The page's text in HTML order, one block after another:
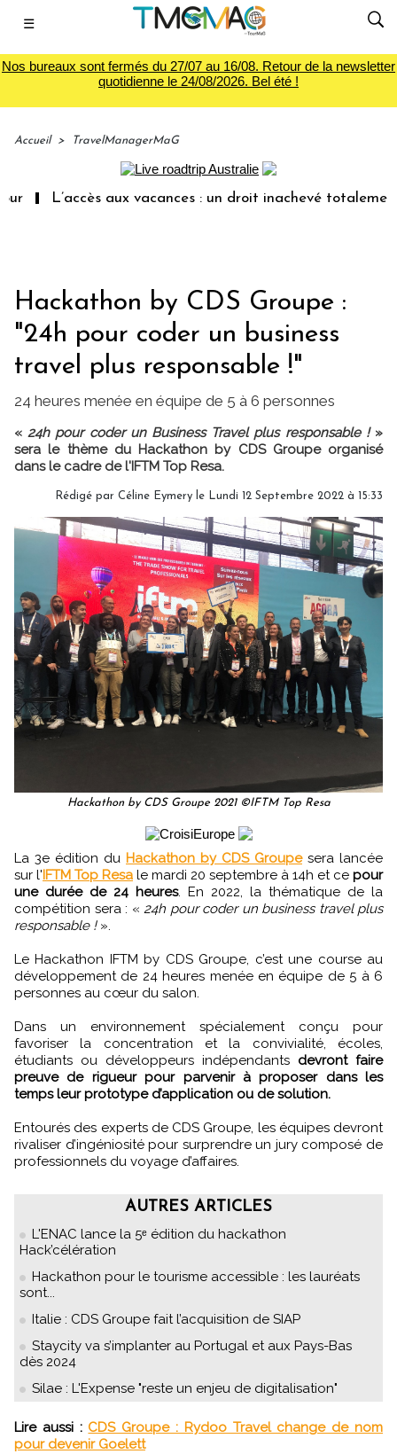
☰
Nos bureaux sont fermés du 27/07 au 16/08. Retour de la newsletter
quotidienne le 24/08/2026. Bel été !
Accueil > TravelManagerMaG
L’accès aux vacances : un droit inachevé totalement
Hackathon by CDS Groupe :
"24h pour coder un business
travel plus responsable !"
24 heures menée en équipe de 5 à 6 personnes
« 24h pour coder un Business Travel plus responsable !»
sera le thème du Hackathon by CDS Groupe organisé
dans le cadre de l'IFTM Top Resa.
Rédigé par Céline Eymery le Lundi 12 Septembre 2022 à 15:33
Hackathon by CDS Groupe 2021 ©IFTM Top Resa
La 3e édition du Hackathon by CDS Groupesera lancée
sur l' IFTM Top Resa le mardi 20 septembre à 14h et ce pour
une durée de 24 heures. En 2022, la thématique de la
compétition sera : « 24h pour coder un business travel plus
responsable ! ».
Le Hackathon IFTM by CDS Groupe, c’est une course au
développement de 24 heures menée en équipe de 5 à 6
personnes au cœur du salon.
Dans un environnement spécialement conçu pour
favoriser la concentration et la convivialité, écoles,
étudiants ou développeurs indépendants devront faire
preuve de rigueur pour parvenir à proposer dans les
temps leur prototype d’application ou de solution.
Entourés des experts de CDS Groupe, les équipes devront
rivaliser d’ingéniosité pour surprendre un jury composé de
professionnels du voyage d’affaires.
AUTRES ARTICLES
L'ENAC lance la 5ᵉ édition du hackathon
Hack’célération
Hackathon pour le tourisme accessible : les lauréats
sont...
Italie : CDS Groupe fait l’acquisition de SIAP
Staycity va s’implanter au Portugal et aux Pays-Bas
dès 2024
Silae : L'Expense "reste un enjeu de digitalisation"
Lire aussi : CDS Groupe : Rydoo Travel change de nom
pour devenir Goelett